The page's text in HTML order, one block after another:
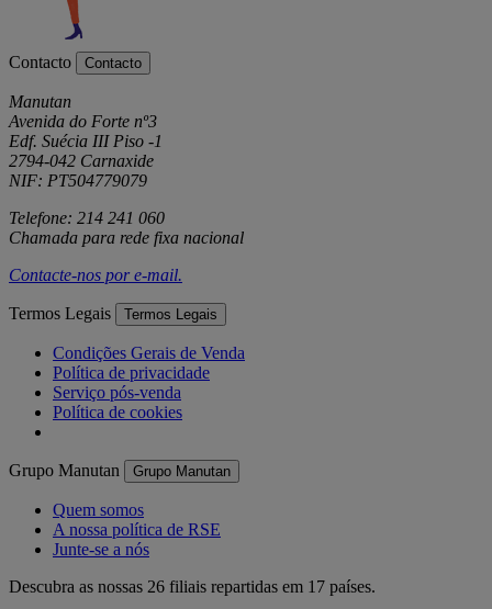
Contacto Contacto
Manutan
Avenida do Forte nº3
Edf. Suécia III Piso -1
2794-042 Carnaxide
NIF: PT504779079
Telefone: 214 241 060
Chamada para rede fixa nacional
Contacte-nos pore-mail.
Termos Legais Termos Legais
Condições Gerais de Venda
Política de privacidade
Serviço pós-venda
Política de cookies
Grupo Manutan Grupo Manutan
Quem somos
A nossa política de RSE
Junte-se a nós
Descubra as nossas 26 filiais repartidas em 17 países.